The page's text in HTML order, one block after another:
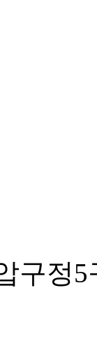
구정